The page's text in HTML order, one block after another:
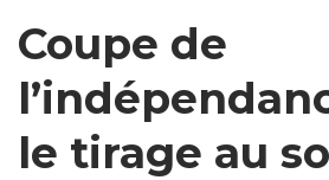
Coupe de
le tirage au